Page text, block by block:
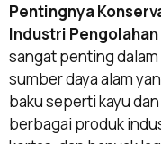
Pentingnya
Industri Pengolahan
sangat penting
sumber daya alam
baku seperti kayu
berbagai produk